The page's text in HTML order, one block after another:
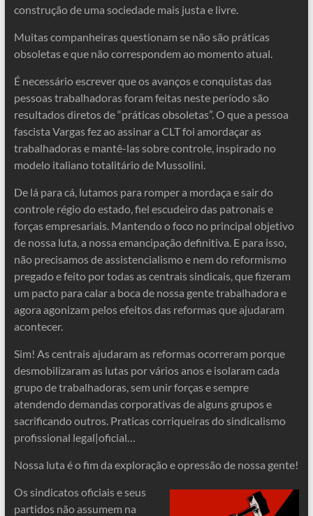
construção de uma sociedade mais justa e livre.
Muitas companheiras questionam se não são práticas
obsoletas e que não correspondem ao momento atual.
É necessário escrever que os avanços e conquistas das
pessoas trabalhadoras foram feitas neste período são
resultados diretos de “práticas obsoletas”. O que a pessoa
fascista Vargas fez ao assinar a CLT foi amordaçar as
trabalhadoras e mantê-las sobre controle, inspirado no
modelo italiano totalitário de Mussolini.
De lá para cá, lutamos para romper a mordaça e sair do
controle régio do estado, fiel escudeiro das patronais e
forças empresariais. Mantendo o foco no principal objetivo
de nossa luta, a nossa emancipação definitiva. E para isso,
não precisamos de assistencialismo e nem do reformismo
pregado e feito por todas as centrais sindicais, que fizeram
um pacto para calar a boca de nossa gente trabalhadora e
agora agonizam pelos efeitos das reformas que ajudaram
acontecer.
Sim! As centrais ajudaram as reformas ocorreram porque
desmobilizaram as lutas por vários anos e isolaram cada
grupo de trabalhadoras, sem unir forças e sempre
atendendo demandas corporativas de alguns grupos e
sacrificando outros. Praticas corriqueiras do sindicalismo
profissional legal|oficial…
Nossa luta é o fim da exploração e opressão de nossa gente!
Os sindicatos oficiais e seus
partidos não assumem na